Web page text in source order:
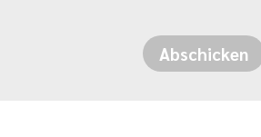
Abschicken